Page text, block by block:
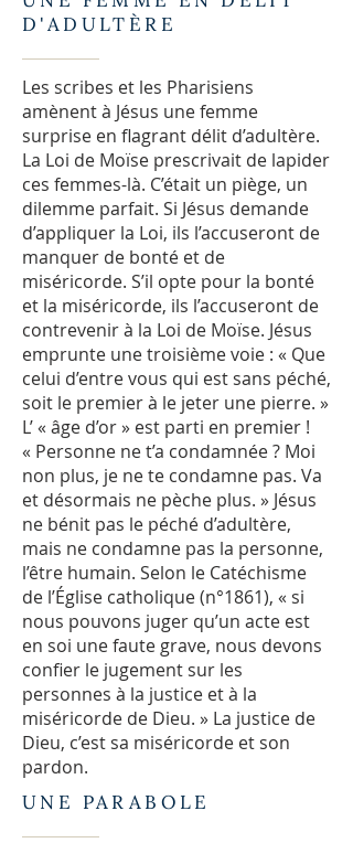
D'ADULTÈRE
Les scribes et les Pharisiens
amènent à Jésus une femme
surprise en flagrant délit d’adultère.
La Loi de Moïse prescrivait de lapider
ces femmes-là. C’était un piège, un
dilemme parfait. Si Jésus demande
d’appliquer la Loi, ils l’accuseront de
manquer de bonté et de
miséricorde. S’il opte pour la bonté
et la miséricorde, ils l’accuseront de
contrevenir à la Loi de Moïse. Jésus
emprunte une troisième voie : « Que
celui d’entre vous qui est sans péché,
soit le premier à le jeter une pierre. »
L’ « âge d’or » est parti en premier !
« Personne ne t’a condamnée ? Moi
non plus, je ne te condamne pas. Va
et désormais ne pèche plus. » Jésus
ne bénit pas le péché d’adultère,
mais ne condamne pas la personne,
l’être humain. Selon le Catéchisme
de l’Église catholique (n°1861), « si
nous pouvons juger qu’un acte est
en soi une faute grave, nous devons
confier le jugement sur les
personnes à la justice et à la
miséricorde de Dieu. » La justice de
Dieu, c’est sa miséricorde et son
pardon.
UNE PARABOLE